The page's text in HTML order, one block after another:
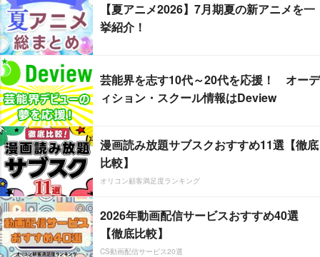
【夏アニメ2026】7月期夏の新アニメを一
挙紹介！
芸能界を志す10代～20代を応援！ オーデ
ィション・スクール情報はDeview
漫画読み放題サブスクおすすめ11選【徹底
比較】
オリコン顧客満足度ランキング
2026年動画配信サービスおすすめ40選
【徹底比較】
CS動画配信サービス20選